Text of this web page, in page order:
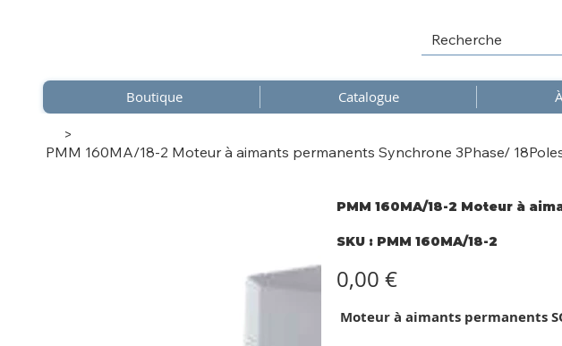
Boutique Catalogue
>
PMM 160MA/18-2 Moteur à aimants permanents Synchrone 3Phase/
PMM 160MA/18-2 Moteur à
SKU : SKU
PMM
PMM 160MA/18-2
0,00 €
Moteur à aimants permanents